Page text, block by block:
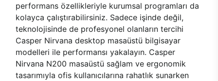
performans özellikleriyle kurumsal programları da
kolayca çalıştırabilirsiniz. Sadece işinde değil,
teknolojisinde de profesyonel olanların tercihi
Casper Nirvana desktop masaüstü bilgisayar
modelleri ile performansı yakalayın. Casper
Nirvana N200 masaüstü sağlam ve ergonomik
tasarımıyla ofis kullanıcılarına rahatlık sunarken